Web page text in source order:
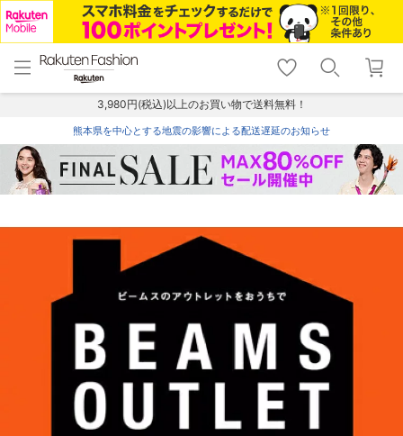
menu home
トップ
shopping_cart lock_outline
ログイン
3,980円(税込)以上のお買い物で送料無料！
熊本県を中心とする地震の影響による配送遅延のお知らせ